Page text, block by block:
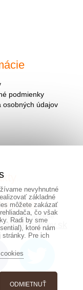
podmienky
osobných údajov
999
mailovej adrese
nevyhnutné
základné
môžete zakázať
čo však
Radi by sme
ktoré nám
stránky. Pre ich
ODMIETNUŤ